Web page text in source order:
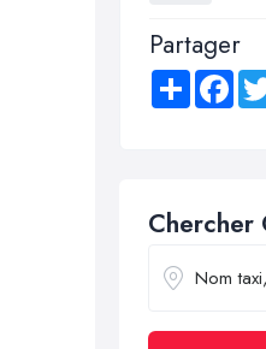
Partager
Share
Chercher